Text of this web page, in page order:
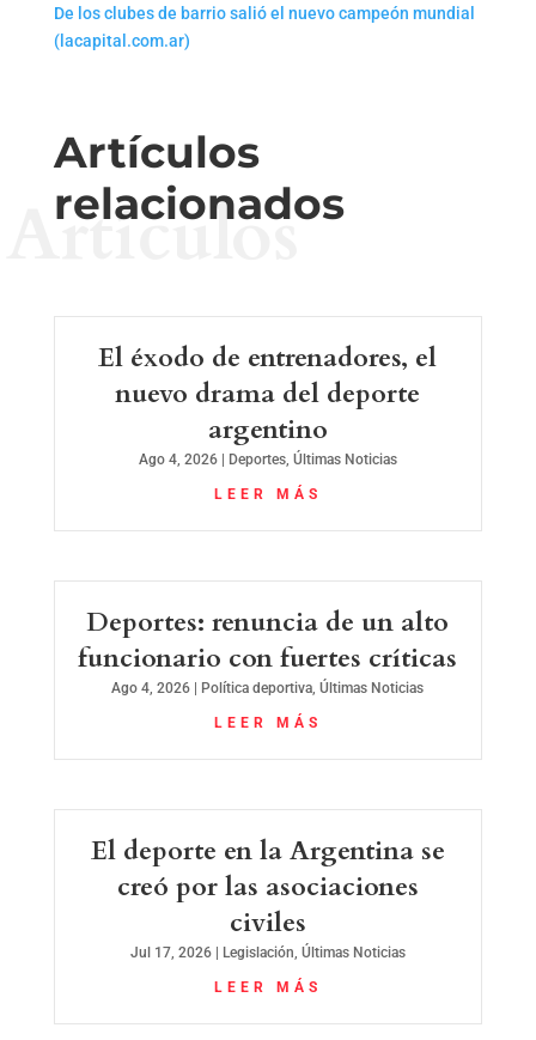
De los clubes de barrio salió el nuevo campeón mundial
(lacapital.com.ar)
Artículos
relacionados
Artículos
El éxodo de entrenadores, el
nuevo drama del deporte
argentino
Ago 4, 2026| Deportes, Últimas Noticias
LEER MÁS
Deportes: renuncia de un alto
funcionario con fuertes críticas
Ago 4, 2026 | Política deportiva ,Últimas Noticias
LEER MÁS
El deporte en la Argentina se
creó por las asociaciones
civiles
Jul 17, 2026| Legislación, Últimas Noticias
LEER MÁS